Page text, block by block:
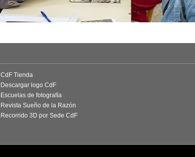
CdF Tienda
Descargar logo CdF
Escuelas de fotografía
Revista Sueño de la Razón
Recorrido 3D por Sede CdF